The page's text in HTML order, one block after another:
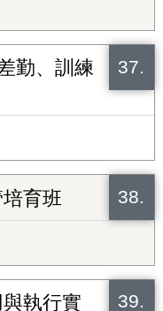
37.
勤、訓練
38.
育班
39.
執行實